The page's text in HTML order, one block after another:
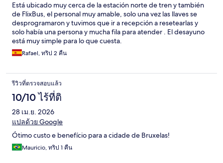
Está ubicado muy cerca de la estación norte de tren y también
de FlixBus, el personal muy amable, solo una vez las llaves se
desprogramaron y tuvimos que ir a recepción a resetearlas y
solo había una persona y mucha fila para atender . El desayuno
está muy simple para lo que cuesta.
Rafael, ทริป 2 คืน
รีวิวที่ตรวจสอบแล้ว
10/10 ไร้ที่ติ
28 เม.ย. 2026
แปลด้วย Google
Ótimo custo e benefício para a cidade de Bruxelas!
Mauricio, ทริป 1 คืน